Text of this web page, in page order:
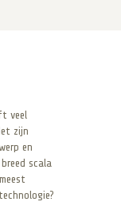
veel
zijn
en
scala